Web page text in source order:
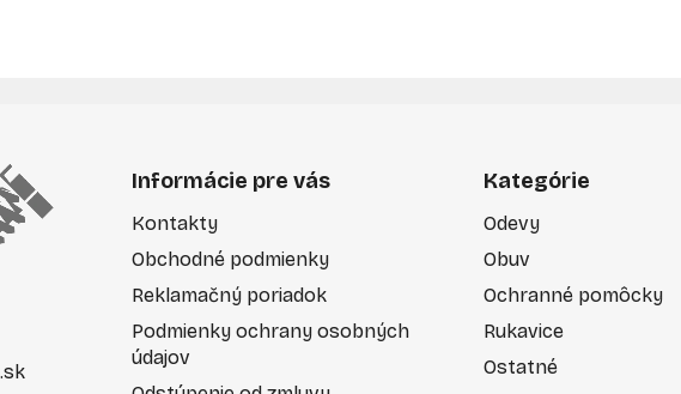
Informácie pre vás
Kontakty
Obchodné podmienky
Reklamačný poriadok
Podmienky ochrany osobných
údajov
Kategórie
Odevy
Obuv
Ochranné pomôcky
Rukavice
Ostatné